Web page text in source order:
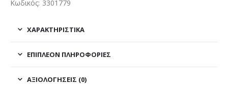
Κωδικός: 3301779
ΧΑΡΑΚΤΗΡΙΣΤΙΚΑ
ΕΠΙΠΛΈΟΝ ΠΛΗΡΟΦΟΡΊΕΣ
ΑΞΙΟΛΟΓΉΣΕΙΣ (0)